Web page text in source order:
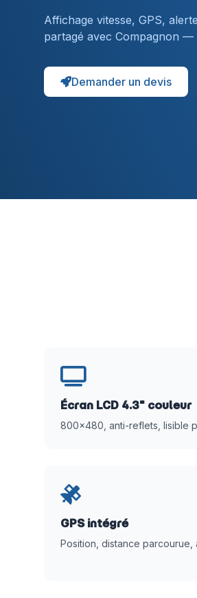
Affichage vitesse, GPS,
partagé avec Compagnon —
Demander un devis
Écran LCD 4.3" couleur
800×480, anti-reflets, lisible
GPS intégré
Position, distance parcourue,